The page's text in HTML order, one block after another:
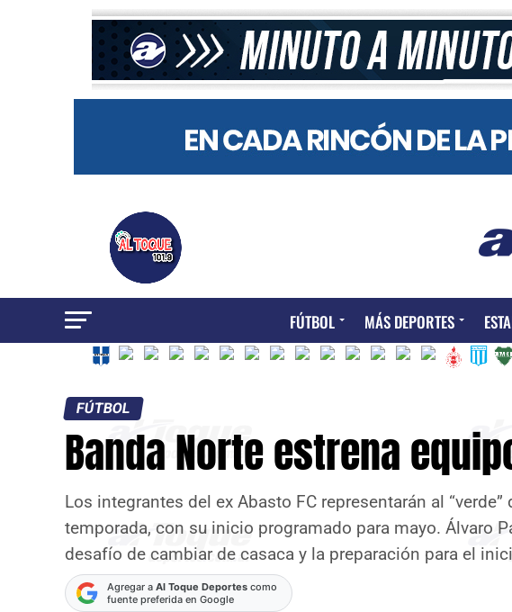
FÚTBOL MÁS DEPORTES
FÚTBOL
Banda Norte estrena
Los integrantes del ex Abasto FC representarán al
temporada, con su inicio programado para mayo. Álvaro
desafío de cambiar de casaca y la preparación para el
Agregar a Al Toque Deportes como
fuente preferida en Google